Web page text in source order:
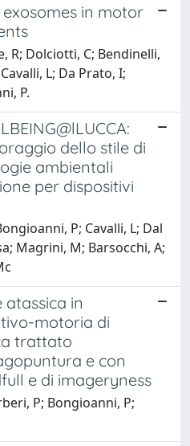
in motor
R; Dolciotti, C; Bendinelli,
L; Da Prato, I;
P.
dello stile di
ambientali
per dispositivi
P; Cavalli, L; Dal
Magrini, M; Barsocchi, A;
atassica in
motoria di
trattato
e con
e di imageryness
P; Bongioanni, P;